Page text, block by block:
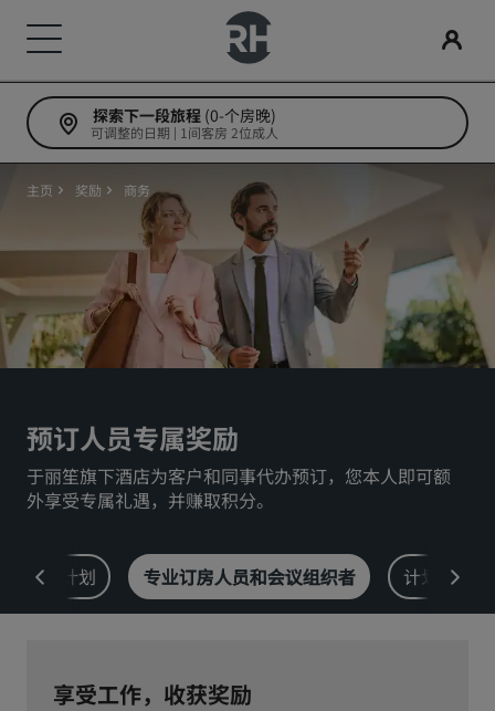
我们的品牌
丽笙酒店集团品牌
丽笙精选 丽笙
丽筠 丽芮
丽祺
查找酒店
目的地
服务式公寓
机场酒店
新开业和即将开业的酒店
会议和活动
探索丽笙会议
请求报价
活动目的地
行业方案
搜索航班
搜索航班
餐饮
搜索餐厅
数字服务
丽笙酒店集团应用程序
酒店优惠
探索我们的优惠
当日特惠
提前预订
查看套餐
旅行灵感
家庭友好型酒店
婚礼场地
环保酒店
体育团队住宿
商务旅客
市中心酒店
访问我们的博客
丽赏会
了解丽赏会
如何使用积分
如何赚取积分
预订人员和策划人员
探索下一段旅程 (0-个房晚)
可调整的日期 | 1间客房 2位成人
主页 奖励 商务
预订人员专属奖励
于丽笙旗下酒店为客户和同事代办预订，您本人即可额
外享受专属礼遇，并赚取积分。
企业计划 专业订房人员和会议组织者 计划更新
享受工作，收获奖励